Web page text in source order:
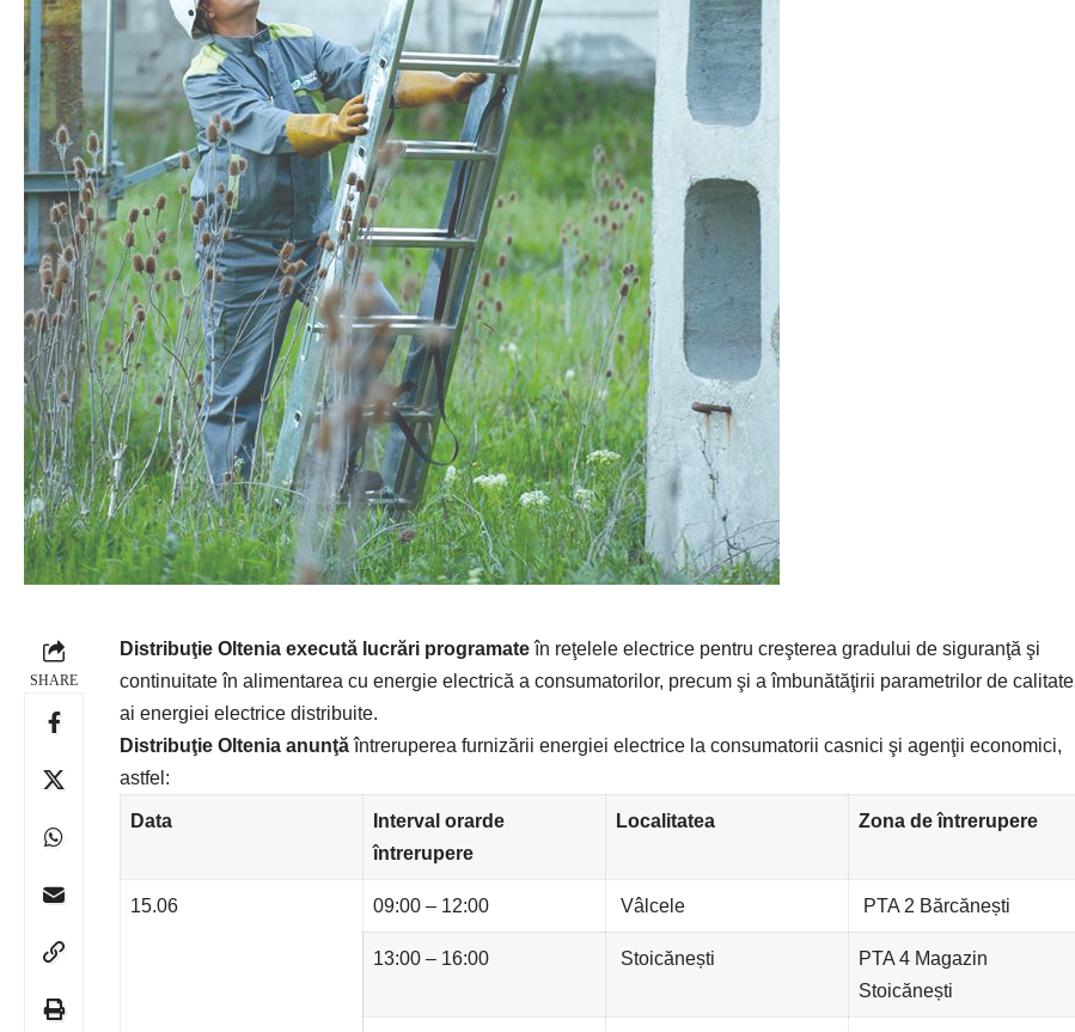
SHARE
Distribuţie Oltenia execută lucrări programateîn reţelele electrice pentru creşterea gradului de siguranţă şi
continuitate în alimentarea cu energie electrică a consumatorilor, precum şi a îmbunătăţirii parametrilor de calitate
ai energiei electrice distribuite.
Distribuţie Oltenia anunţăîntreruperea furnizării energiei electrice la consumatorii casnici şi agenţii economici,
astfel:
Data Interval orarde
întrerupere
Localitatea Zona de întrerupere
15.06 09:00 – 12:00 Vâlcele PTA 2 Bărcănești
13:00 – 16:00 Stoicănești
PTA 4 Magazin
Stoicănești